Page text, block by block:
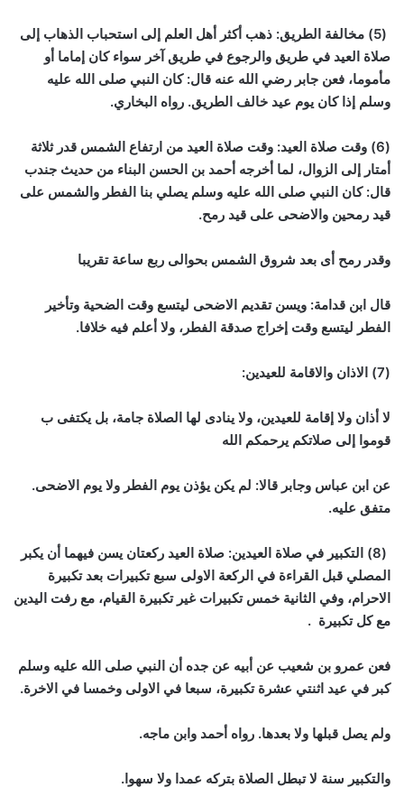
(5) مخالفة الطريق: ذهب أكثر أهل العلم إلى استحباب الذهاب إلى
صلاة العيد في طريق والرجوع في طريق آخر سواء كان إماما أو
مأموما، فعن جابر رضي الله عنه قال: كان النبي صلى الله عليه
وسلم إذا كان يوم عيد خالف الطريق. رواه البخاري.
(6) وقت صلاة العيد: وقت صلاة العيد من ارتفاع الشمس قدر ثلاثة
أمتار إلى الزوال، لما أخرجه أحمد بن الحسن البناء من حديث جندب
قال: كان النبي صلى الله عليه وسلم يصلي بنا الفطر والشمس على
قيد رمحين والاضحى على قيد رمح.
وقدر رمح أى بعد شروق الشمس بحوالى ربع ساعة تقريبا
قال ابن قدامة: ويسن تقديم الاضحى ليتسع وقت الضحية وتأخير
الفطر ليتسع وقت إخراج صدقة الفطر، ولا أعلم فيه خلافا.
(7) الاذان والاقامة للعيدين:
لا أذان ولا إقامة للعيدين، ولا ينادى لها الصلاة جامة، بل يكتفى ب
قوموا إلى صلاتكم يرحمكم الله
عن ابن عباس وجابر قالا: لم يكن يؤذن يوم الفطر ولا يوم الاضحى.
متفق عليه.
(8) التكبير في صلاة العيدين: صلاة العيد ركعتان يسن فيهما أن يكبر
المصلي قبل القراءة في الركعة الاولى سبع تكبيرات بعد تكبيرة
الاحرام، وفي الثانية خمس تكبيرات غير تكبيرة القيام، مع رفت اليدين
مع كل تكبيرة .
فعن عمرو بن شعيب عن أبيه عن جده أن النبي صلى الله عليه وسلم
كبر في عيد اثنتي عشرة تكبيرة، سبعا في الاولى وخمسا في الاخرة.
ولم يصل قبلها ولا بعدها. رواه أحمد وابن ماجه.
والتكبير سنة لا تبطل الصلاة بتركه عمدا ولا سهوا.